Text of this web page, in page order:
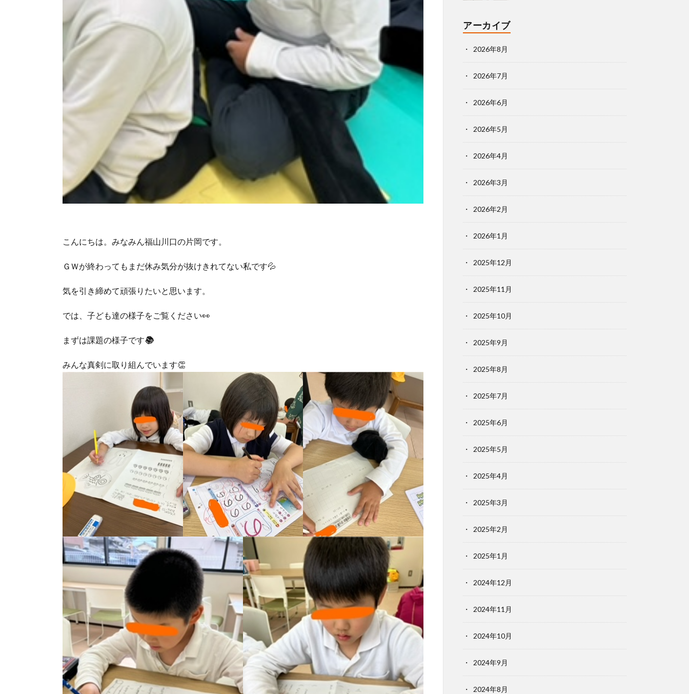
こんにちは。みなみん福山川口の片岡です。
ＧＷが終わってもまだ休み気分が抜けきれてない私です💦
気を引き締めて頑張りたいと思います。
では、子ども達の様子をご覧ください👀
まずは課題の様子です📚
みんな真剣に取り組んでいます👏
アーカイブ
2026年8月
2026年7月
2026年6月
2026年5月
2026年4月
2026年3月
2026年2月
2026年1月
2025年12月
2025年11月
2025年10月
2025年9月
2025年8月
2025年7月
2025年6月
2025年5月
2025年4月
2025年3月
2025年2月
2025年1月
2024年12月
2024年11月
2024年10月
2024年9月
2024年8月